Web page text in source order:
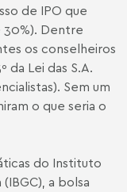
de IPO que
Dentre
os conselheiros
da Lei das S.A.
Sem um
o que seria o
do Instituto
a bolsa